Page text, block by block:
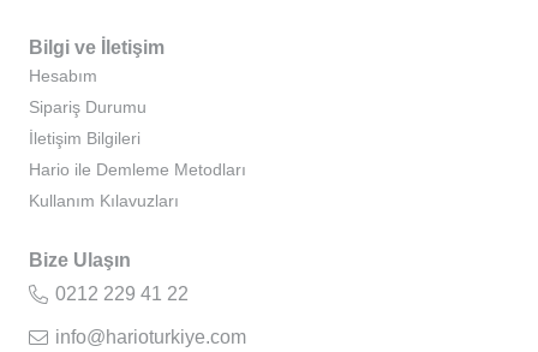
Bilgi ve İletişim
Hesabım
Sipariş Durumu
İletişim Bilgileri
Hario ile Demleme Metodları
Kullanım Kılavuzları
Bize Ulaşın
0212 229 41 22
info@harioturkiye.com